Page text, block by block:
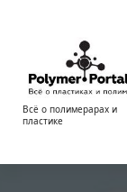
содержимому
Всё о полимерарах и
пластике